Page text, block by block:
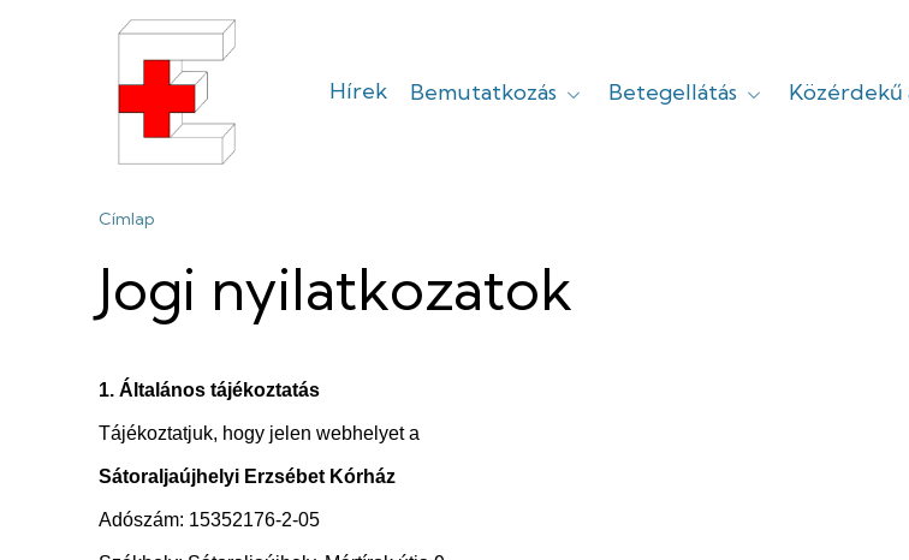
Sátoraljaújhelyi
Kórház
Hírek Bemutatkozás Betegellátás Közérdekű
Morzsa
Címlap
Jogi nyilatkozatok
1. Általános tájékoztatás
Tájékoztatjuk, hogy jelen webhelyet a
Sátoraljaújhelyi Erzsébet Kórház
Adószám: 15352176-2-05